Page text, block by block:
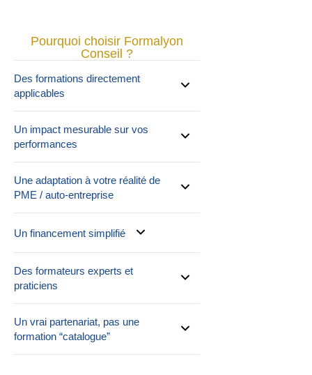
Pourquoi choisir Formalyon
Conseil ?
Des formations directement
applicables
Un impact mesurable sur vos
performances
Une adaptation à votre réalité de
PME / auto-entreprise
Un financement simplifié
Des formateurs experts et
praticiens
Un vrai partenariat, pas une
formation “catalogue”